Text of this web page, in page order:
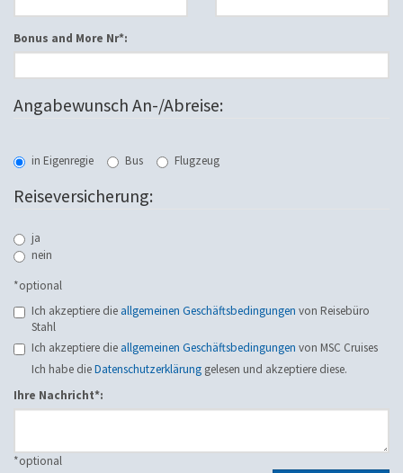
Bonus and More Nr*:
Angabewunsch An-/Abreise:
in Eigenregie Bus Flugzeug
Reiseversicherung:
ja
nein
*optional
Ich akzeptiere die allgemeinen Geschäftsbedingungen von Reisebüro
Stahl
Ich akzeptiere die allgemeinen Geschäftsbedingungen von MSC Cruises
Ich habe dieDatenschutzerklärung gelesen und akzeptiere diese.
Ihre Nachricht*:
*optional